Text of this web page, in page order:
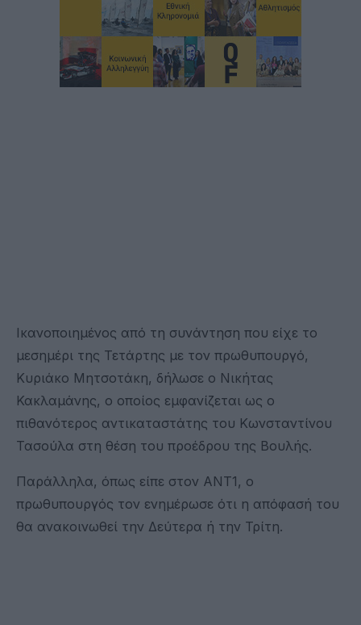
Ικανοποιημένος από τη συνάντηση που είχε το
μεσημέρι της Τετάρτης με τον πρωθυπουργό,
Κυριάκο Μητσοτάκη, δήλωσε ο Νικήτας
Κακλαμάνης, ο οποίος εμφανίζεται ως ο
πιθανότερος αντικαταστάτης του Κωνσταντίνου
Τασούλα στη θέση του προέδρου της Βουλής.
Παράλληλα, όπως είπε στον ΑΝΤ1, ο
πρωθυπουργός τον ενημέρωσε ότι η απόφασή του
θα ανακοινωθεί την Δεύτερα ή την Τρίτη.